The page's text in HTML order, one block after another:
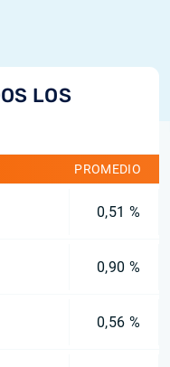
LOS
PROMEDIO
0,51 %
0,90 %
0,56 %